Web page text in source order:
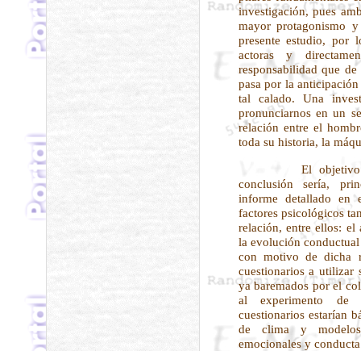
investigación, pues
mayor protagonismo
presente estudio, por
actoras y
responsabilidad que
pasa por la
tal calado. Una
pronunciarnos en un
relación entre el
toda su historia, la
El objetivo
conclusión sería,
informe detallado en
factores psicológicos
relación, entre ellos: el
la evolución
con motivo de dicha
cuestionarios a utilizar
ya baremados por el
al experimento de
cuestionarios estarían
de clima y modelos
emocionales y